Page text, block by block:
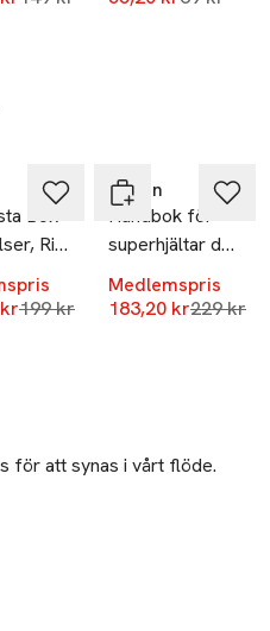
Bok -
Rim
Lägsta pris 30 dagar
199 kr
Tukan
Handbok för
superhjältar del
1-4
Samlingsvolym
Medlemspris
183,20 krLägsta
229 kr
för att synas i vårt flöde.